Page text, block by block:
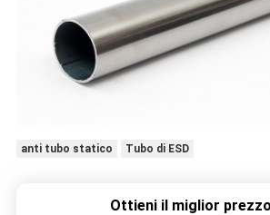
anti tubo statico Tubo di ESD
Ottieni il miglior